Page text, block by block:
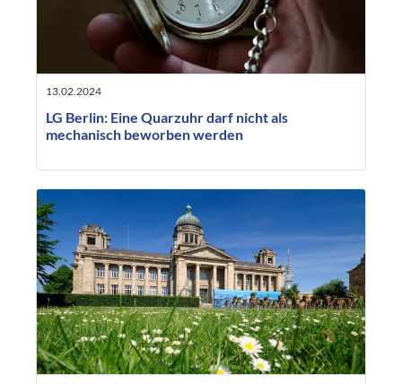
13.02.2024
LG Berlin: Eine Quarzuhr darf nicht als
mechanisch beworben werden